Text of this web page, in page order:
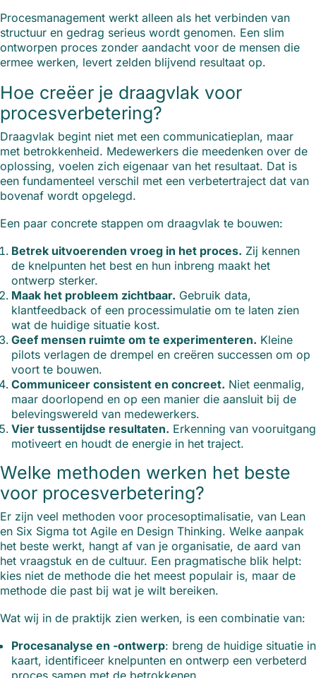
Procesmanagement werkt alleen als het verbinden van
structuur en gedrag serieus wordt genomen. Een slim
ontworpen proces zonder aandacht voor de mensen die
ermee werken, levert zelden blijvend resultaat op.
Hoe creëer je draagvlak voor
procesverbetering?
Draagvlak begint niet met een communicatieplan, maar
met betrokkenheid. Medewerkers die meedenken over de
oplossing, voelen zich eigenaar van het resultaat. Dat is
een fundamenteel verschil met een verbetertraject dat van
bovenaf wordt opgelegd.
Een paar concrete stappen om draagvlak te bouwen:
Betrek uitvoerenden vroeg in het proces. Zij kennen
de knelpunten het best en hun inbreng maakt het
ontwerp sterker.
Maak het probleem zichtbaar. Gebruik data,
klantfeedback of een processimulatie om te laten zien
wat de huidige situatie kost.
Geef mensen ruimte om te experimenteren. Kleine
pilots verlagen de drempel en creëren successen om op
voort te bouwen.
Communiceer consistent en concreet. Niet eenmalig,
maar doorlopend en op een manier die aansluit bij de
belevingswereld van medewerkers.
Vier tussentijdse resultaten. Erkenning van vooruitgang
motiveert en houdt de energie in het traject.
Welke methoden werken het beste
voor procesverbetering?
Er zijn veel methoden voor procesoptimalisatie, van Lean
en Six Sigma tot Agile en Design Thinking. Welke aanpak
het beste werkt, hangt af van je organisatie, de aard van
het vraagstuk en de cultuur. Een pragmatische blik helpt:
kies niet de methode die het meest populair is, maar de
methode die past bij wat je wilt bereiken.
Wat wij in de praktijk zien werken, is een combinatie van:
Procesanalyse en -ontwerp: breng de huidige situatie in
kaart, identificeer knelpunten en ontwerp een verbeterd